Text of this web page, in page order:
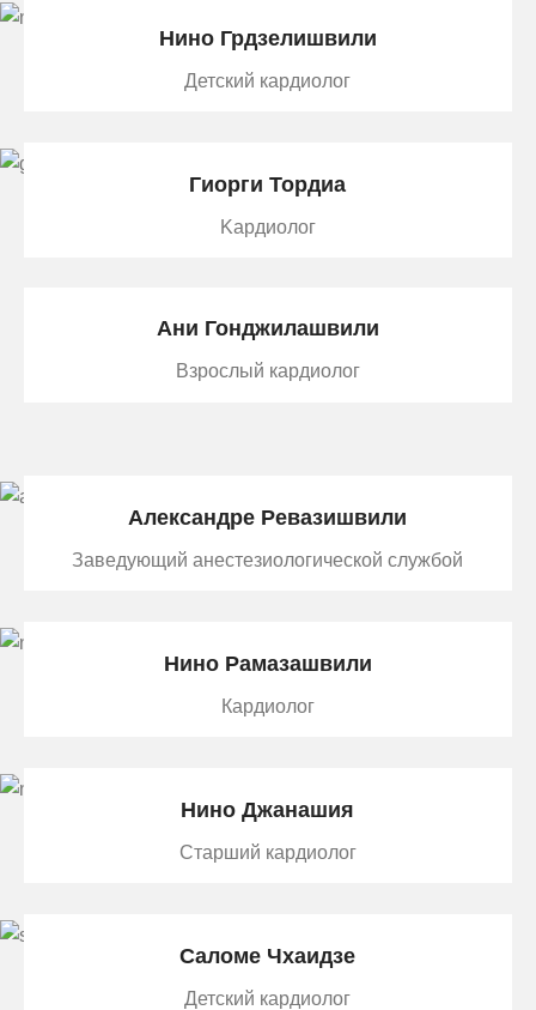
Нино Грдзелишвили
Детский кардиолог
Гиорги Тордиа
Kардиолог
Aни Гонджилашвили
Взрослый кардиолог
Александре Ревазишвили
Заведующий анестезиологической службой
Нино Рамазашвили
Кардиолог
Нино Джанашия
Старший кардиолог
Саломе Чхаидзе
Детский кардиолог